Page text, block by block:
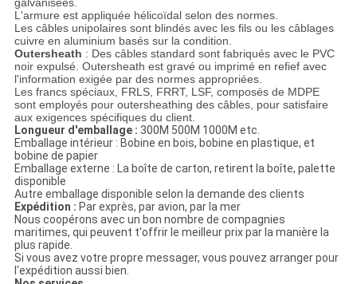
galvanisées.
L'armure est appliquée hélicoïdal selon des normes.
Les câbles unipolaires sont blindés avec les fils ou les câblages
cuivre en aluminium basés sur la condition.
Outersheath : Des câbles standard sont fabriqués avec le PVC
noir expulsé. Outersheath est gravé ou imprimé en refief avec
l'information exigée par des normes appropriées.
Les francs spéciaux, FRLS, FRRT, LSF, composés de MDPE
sont employés pour outersheathing des câbles, pour satisfaire
aux exigences spécifiques du client.
Longueur d'emballage : 300M 500M 1000M etc.
Emballage intérieur : Bobine en bois, bobine en plastique, et
bobine de papier
Emballage externe : La boîte de carton, retirent la boîte, palette
disponible
Autre emballage disponible selon la demande des clients
Expédition : Par exprès, par avion, par la mer
Nous coopérons avec un bon nombre de compagnies
maritimes, qui peuvent t'offrir le meilleur prix par la manière la
plus rapide.
Si vous avez votre propre messager, vous pouvez arranger pour
l'expédition aussi bien.